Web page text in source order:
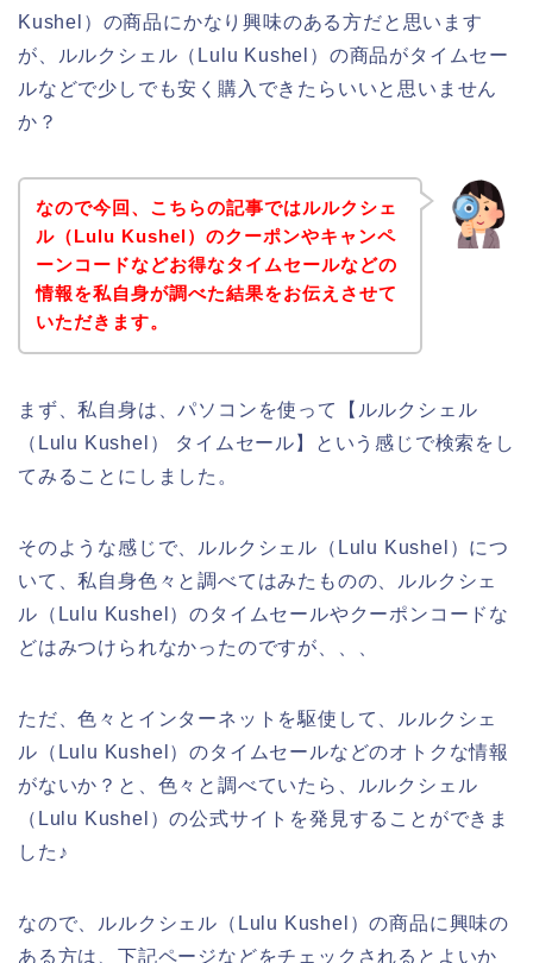
Kushel）の商品にかなり興味のある方だと思います
が、ルルクシェル（Lulu Kushel）の商品がタイムセー
ルなどで少しでも安く購入できたらいいと思いません
か？
なので今回、こちらの記事ではルルクシェ
ル（Lulu Kushel）のクーポンやキャンペ
ーンコードなどお得なタイムセールなどの
情報を私自身が調べた結果をお伝えさせて
いただきます。
まず、私自身は、パソコンを使って【ルルクシェル
（Lulu Kushel） タイムセール】という感じで検索をし
てみることにしました。
そのような感じで、ルルクシェル（Lulu Kushel）につ
いて、私自身色々と調べてはみたものの、ルルクシェ
ル（Lulu Kushel）のタイムセールやクーポンコードな
どはみつけられなかったのですが、、、
ただ、色々とインターネットを駆使して、ルルクシェ
ル（Lulu Kushel）のタイムセールなどのオトクな情報
がないか？と、色々と調べていたら、ルルクシェル
（Lulu Kushel）の公式サイトを発見することができま
した♪
なので、ルルクシェル（Lulu Kushel）の商品に興味の
ある方は、下記ページなどをチェックされるとよいか